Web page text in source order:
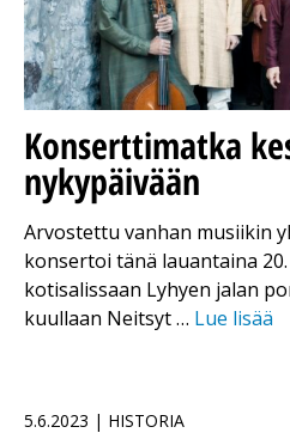
Konserttimatka
nykypäivään
Arvostettu vanhan musiikin
konsertoi tänä lauantaina
kotisalissaan Lyhyen jalan
kuullaan Neitsyt … Lue lisää
5.6.2023 | HISTORIA